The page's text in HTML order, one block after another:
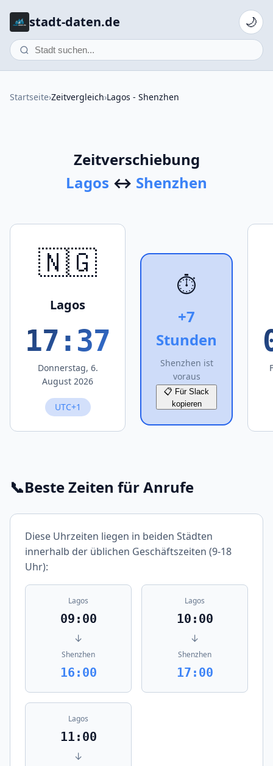
stadt-daten.de 🌙
Startseite›Zeitvergleich›Lagos - Shenzhen
Zeitverschiebung
Lagos ↔ Shenzhen
🇳🇬
Lagos
17:37
Donnerstag, 6.
August 2026
UTC+1
⏱️
+7
Stunden
Shenzhen ist
voraus
📋 Für Slack
kopieren
📞Beste Zeiten für Anrufe
Diese Uhrzeiten liegen in beiden Städten
innerhalb der üblichen Geschäftszeiten (9-18
Uhr):
Lagos
09:00
↓
Shenzhen
16:00
Lagos
10:00
↓
Shenzhen
17:00
Lagos
11:00
↓